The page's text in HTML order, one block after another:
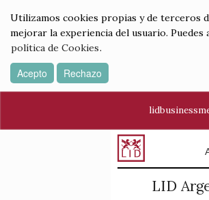
Utilizamos cookies propias y de terceros
mejorar la experiencia del usuario.
política de Cookies.
Acepto Rechazo
LID